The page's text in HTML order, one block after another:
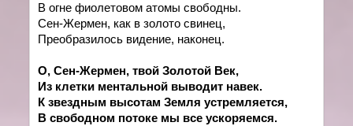
В огне фиолетовом атомы свободны.
Сен-Жермен, как в золото свинец,
Преобразилось видение, наконец.
О, Сен-Жермен, твой Золотой Век,
Из клетки ментальной выводит навек.
К звездным высотам Земля устремляется,
В свободном потоке мы все ускоряемся.